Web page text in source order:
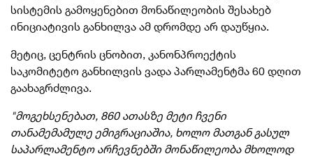
სისტემის გამოყენებით მონაწილეობის შესახებ
ინიციატივის განხილვა ამ დრომდე არ დაუწყია.
მეტიც, ცენტრის ცნობით, კანონპროექტის
საკომიტეტო განხილვის ვადა პარლამენტმა 60 დღით
გაახაგრძლივა.
"მოგეხსენებათ, 860 ათასზე მეტი ჩვენი
თანამემამულე ემიგრაციაშია, ხოლო მათგან გასულ
საპარლამენტო არჩევნებში მონაწილეობა მხოლოდ